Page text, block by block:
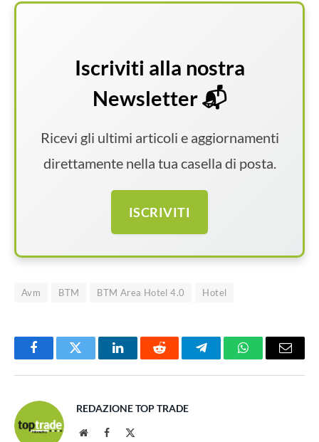
Iscriviti alla nostra
Newsletter 📬
Ricevi gli ultimi articoli e aggiornamenti
direttamente nella tua casella di posta.
ISCRIVITI
Avm BTM BTM Area Hotel 4.0 Hotel
FacebookTwitter LinkedInReddit TelegramWhatsAppEmail
REDAZIONE TOP TRADE
WebsiteFacebook